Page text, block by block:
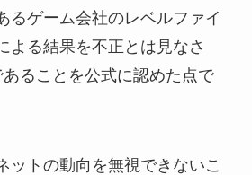
るゲーム会社のレベルファイ
よる結果を不正とは見なさ
ることを公式に認めた点で
ットの動向を無視できないこ